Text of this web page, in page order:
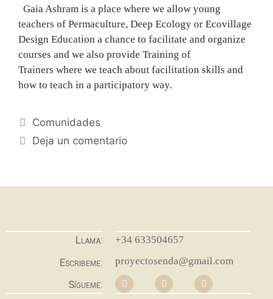
Gaia Ashram is a place where we allow young
teachers of Permaculture, Deep Ecology or Ecovillage
Design Education a chance to facilitate and organize
courses and we also provide Training of
Trainers where we teach about facilitation skills and
how to teach in a participatory way.
Comunidades
Deja un comentario
Llama:
Escribeme:
Sígueme:
+34 633504657
proyectosenda@gmail.com